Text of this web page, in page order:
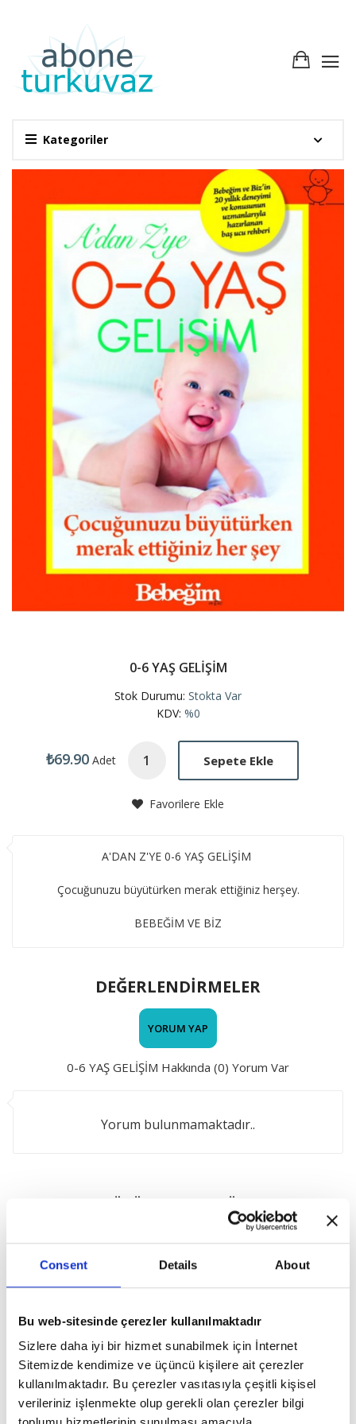
Consent Details About
Bu web-sitesinde çerezler kullanılmaktadır
Sizlere daha iyi bir hizmet sunabilmek için İnternet
Sitemizde kendimize ve üçüncü kişilere ait çerezler
kullanılmaktadır. Bu çerezler vasıtasıyla çeşitli kişisel
verileriniz işlenmekte olup gerekli olan çerezler bilgi
Kategoriler
0-6 YAŞ GELİŞİM
Stok Durumu: Stokta Var
KDV: %0
₺69.90 Adet Sepete Ekle
Favorilere Ekle
A'DAN Z'YE 0-6 YAŞ GELİŞİM
Çocuğunuzu büyütürken merak ettiğiniz herşey.
BEBEĞİM VE BİZ
DEĞERLENDİRMELER
YORUM YAP
0-6 YAŞ GELİŞİM Hakkında (0) Yorum Var
Yorum bulunmamaktadır..
BU ÜRÜNLERE DE GÖZ AT